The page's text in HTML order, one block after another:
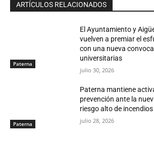
ARTÍCULOS RELACIONADOS
Paterna
El Ayuntamiento y
vuelven a premiar el
con una nueva
universitarias
julio 30, 2026
Paterna
Paterna mantiene
prevención ante la
riesgo alto de incendios
julio 28, 2026